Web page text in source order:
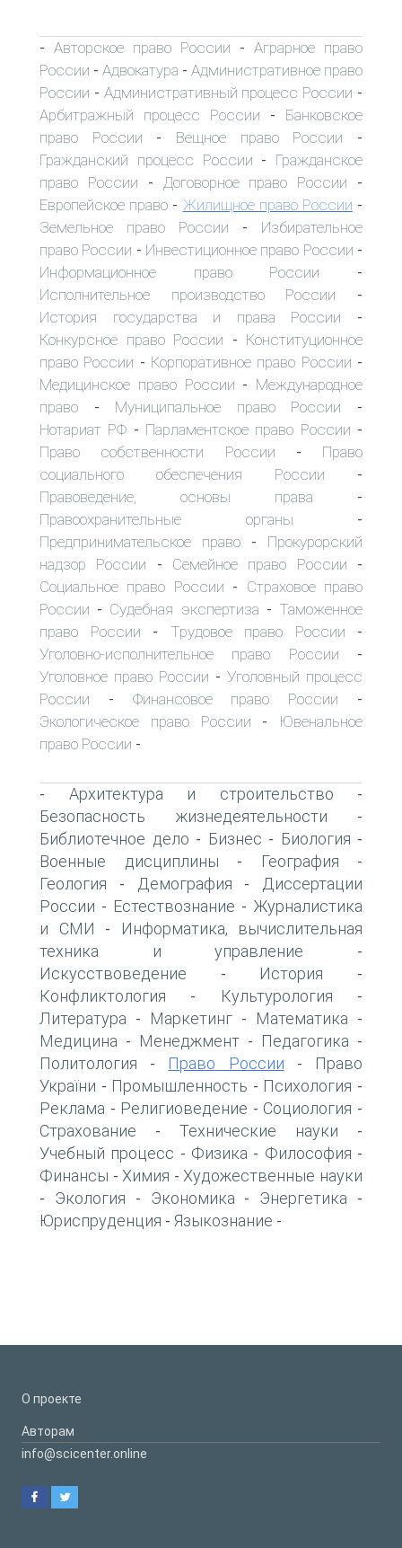
- Авторское право России - Аграрное право
России - Адвокатура - Административное право
России - Административный процесс России -
Арбитражный процесс России - Банковское
право России - Вещное право России -
Гражданский процесс России - Гражданское
право России - Договорное право России -
Европейское право - Жилищное право России -
Земельное право России - Избирательное
право России - Инвестиционное право России -
Информационное право России -
Исполнительное производство России -
История государства и права России -
Конкурсное право России - Конституционное
право России - Корпоративное право России -
Медицинское право России - Международное
право - Муниципальное право России -
Нотариат РФ - Парламентское право России -
Право собственности России - Право
социального обеспечения России -
Правоведение, основы права -
Правоохранительные органы -
Предпринимательское право - Прокурорский
надзор России - Семейное право России -
Социальное право России - Страховое право
России - Судебная экспертиза - Таможенное
право России - Трудовое право России -
Уголовно-исполнительное право России -
Уголовное право России - Уголовный процесс
России - Финансовое право России -
Экологическое право России -
Ювенальное
право России -
- Архитектура и строительство -
Безопасность жизнедеятельности -
Библиотечное дело - Бизнес - Биология -
Военные дисциплины - География -
Геология - Демография -
Диссертации
России - Естествознание - Журналистика
и СМИ -
Информатика, вычислительная
техника и управление -
Искусствоведение - История -
Конфликтология - Культурология -
Литература - Маркетинг - Математика -
Медицина - Менеджмент - Педагогика -
Политология - Право России -
Право
України - Промышленность - Психология -
Реклама - Религиоведение - Социология -
Страхование - Технические науки -
Учебный процесс - Физика - Философия -
Финансы - Химия - Художественные науки
- Экология - Экономика - Энергетика -
Юриспруденция - Языкознание -
О проекте
Авторам
info@scicenter.online